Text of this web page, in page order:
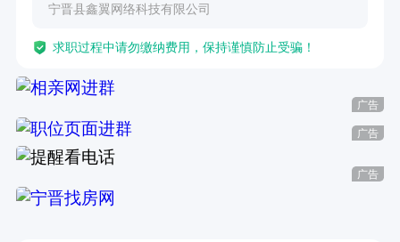
宁晋县鑫翼网络科技有限公司
求职过程中请勿缴纳费用，保持谨慎防止受骗！
广告
广告
广告